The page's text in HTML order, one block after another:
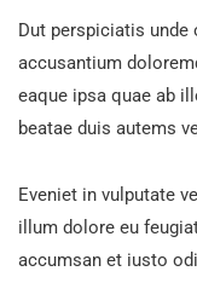
Dut perspiciatis
accusantium
eaque ipsa quae ab
beatae duis autems
Eveniet in vulputate
illum dolore eu
accumsan et iusto